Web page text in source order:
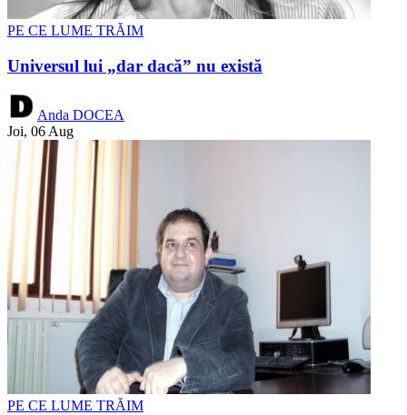
PE CE LUME TRĂIM
Universul lui „dar dacă” nu există
Anda DOCEA
Joi, 06 Aug
PE CE LUME TRĂIM